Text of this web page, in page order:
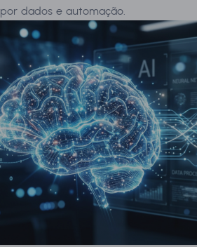
por dados e automação.